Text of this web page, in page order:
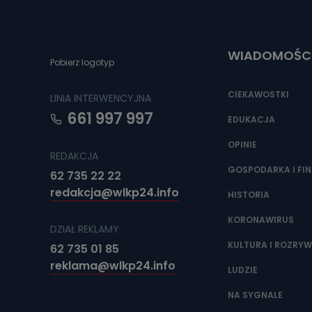
Jakie
źródeł
adres
Jak
Pobierz logotyp
LINIA INTERWENCYJNA
661 997 997
REDAKCJA
62 735 22 22
redakcja@wlkp24.info
DZIAŁ REKLAMY
62 735 01 85
reklama@wlkp24.info
CIEKAWOSTKI
EDUKACJA
OPINIE
GOSPODARKA I
HISTORIA
KORONAWIRUS
KULTURA I
LUDZIE
NA SYGNALE